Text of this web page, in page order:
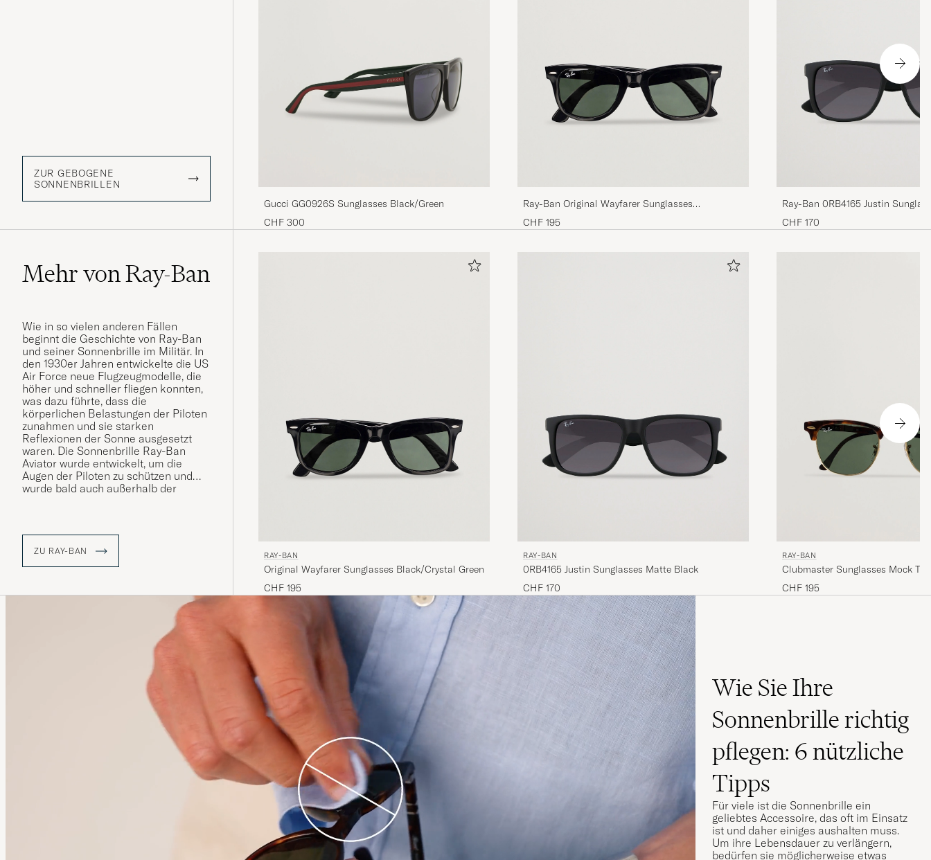
ZUR GEBOGENE
SONNENBRILLEN
Gucci GG0926S Sunglasses Black/Green
CHF 300
Ray-Ban Original Wayfarer Sunglasses
Black/Crystal Green
CHF 195
Ray-Ban 0RB4165 Justin
CHF 170
Mehr von Ray-Ban
Wie in so vielen anderen Fällen
beginnt die Geschichte von Ray-Ban
und seiner Sonnenbrille im Militär. In
den 1930er Jahren entwickelte die US
Air Force neue Flugzeugmodelle, die
höher und schneller fliegen konnten,
was dazu führte, dass die
körperlichen Belastungen der Piloten
zunahmen und sie starken
Reflexionen der Sonne ausgesetzt
waren. Die Sonnenbrille Ray-Ban
Aviator wurde entwickelt, um die
Augen der Piloten zu schützen und
wurde bald auch außerhalb der
ZU RAY-BAN RAY-BAN
Original Wayfarer Sunglasses Black/Crystal Green
CHF 195
RAY-BAN
0RB4165 Justin Sunglasses Matte Black
CHF 170
RAY-BAN
Clubmaster Sunglasses Mock
Green
CHF 195
Wie Sie Ihre
Sonnenbrille richtig
pflegen: 6 nützliche
Tipps
Für viele ist die Sonnenbrille ein
geliebtes Accessoire, das oft im Einsatz
ist und daher einiges aushalten muss.
Um ihre Lebensdauer zu verlängern,
bedürfen sie möglicherweise etwas